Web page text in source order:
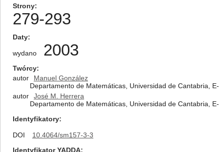
Strony
279-293
Daty
wydano 2003
Twórcy
autor
Manuel González
Departamento de Matemáticas, Universidad de Cantabria,
autor
José M. Herrera
Departamento de Matemáticas, Universidad de Cantabria,
Identyfikatory
DOI
10.4064/sm157-3-3
Identyfikator YADDA